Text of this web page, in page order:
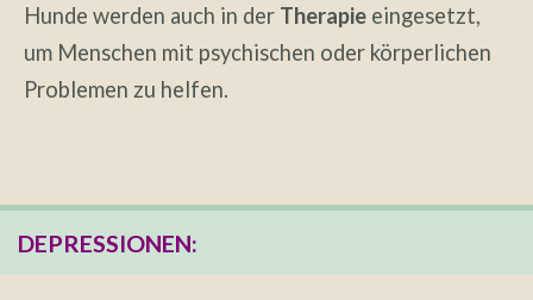
Hunde werden auch in der Therapie eingesetzt,
um Menschen mit psychischen oder körperlichen
Problemen zu helfen.
DEPRESSIONEN: